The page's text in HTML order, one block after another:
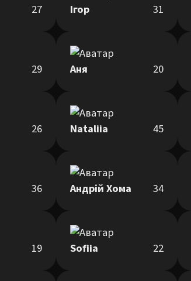
27 Ігор 31
29 Аня 20
26 Nataliia 45
36 Андрій Хома 34
19 Sofiia 22